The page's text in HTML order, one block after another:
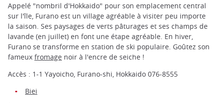
Appelé "nombril d'Hokkaido" pour son emplacement central
sur l'île, Furano est un village agréable à visiter peu importe
la saison. Ses paysages de verts pâturages et ses champs de
lavande (en juillet) en font une étape agréable. En hiver,
Furano se transforme en station de ski populaire. Goûtez son
fameux fromage noir à l'encre de seiche !
Accès : 1-1 Yayoicho, Furano-shi, Hokkaido 076-8555
Biei